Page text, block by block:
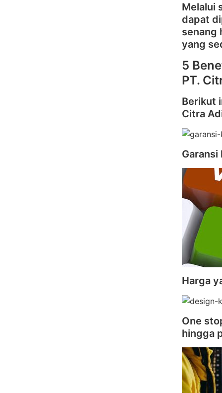
Melalui
dapat
senang
yang
5
PT.
Berikut
Citra
Harga
One
hingga